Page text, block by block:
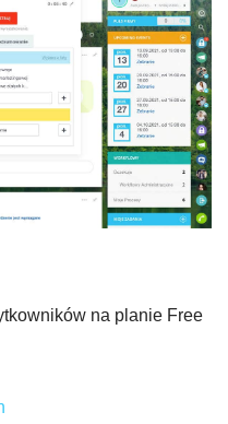
na planie Free